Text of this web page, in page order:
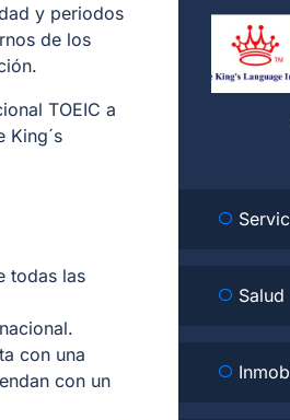
y periodos
de los
TOEIC a
King´s
todas las
con una
con un
Salud